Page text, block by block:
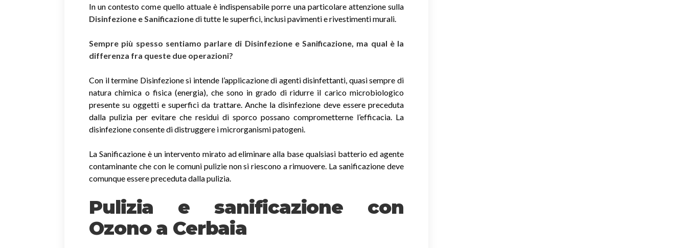
In un contesto come quello attuale è indispensabile porre una particolare attenzione sulla
Disinfezione e Sanificazionedi tutte le superfici, inclusi pavimenti e rivestimenti murali.
Sempre più spesso sentiamo parlare di Disinfezione e Sanificazione, ma qual è la
differenza fra queste due operazioni?
Con il termine Disinfezione si intende l’applicazione di agenti disinfettanti, quasi sempre di
natura chimica o fisica (energia), che sono in grado di ridurre il carico microbiologico
presente su oggetti e superfici da trattare. Anche la disinfezione deve essere preceduta
dalla pulizia per evitare che residui di sporco possano comprometterne l’efficacia. La
disinfezione consente di distruggere i microrganismi patogeni.
La Sanificazione è un intervento mirato ad eliminare alla base qualsiasi batterio ed agente
contaminante che con le comuni pulizie non si riescono a rimuovere. La sanificazione deve
comunque essere preceduta dalla pulizia.
Pulizia e sanificazione con
Ozono a Cerbaia